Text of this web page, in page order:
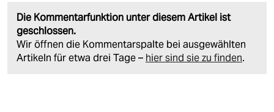
Die Kommentarfunktion unter diesem Artikel ist
geschlossen.
Wir öffnen die Kommentarspalte bei ausgewählten
Artikeln für etwa drei Tage – hier sind sie zu finden.